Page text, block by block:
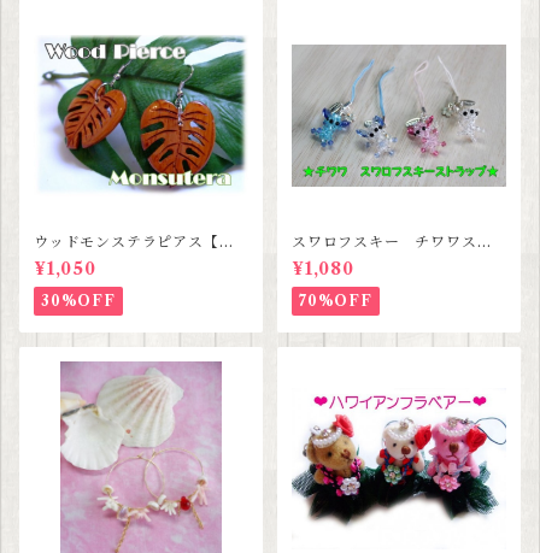
ウッドモンステラピアス【ハ
ワイアンジュエリー】
¥1,050
30%OFF
スワロフスキー チワワスト
ラップ 【３種類セットセー
ル価格】
¥1,080
70%OFF